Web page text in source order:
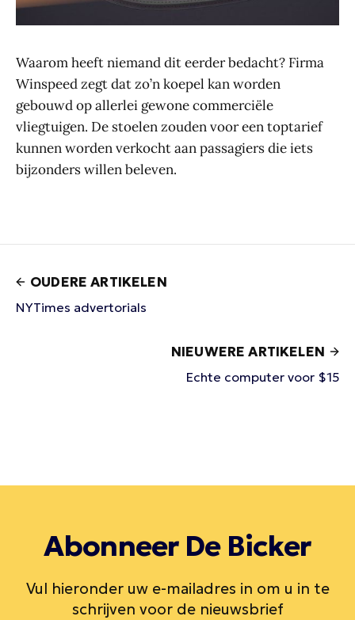
Waarom heeft niemand dit eerder bedacht? Firma
Winspeed zegt dat zo’n koepel kan worden
gebouwd op allerlei gewone commerciële
vliegtuigen. De stoelen zouden voor een toptarief
kunnen worden verkocht aan passagiers die iets
bijzonders willen beleven.
OUDERE ARTIKELEN
NYTimes advertorials
NIEUWERE ARTIKELEN
Echte computer voor $15
Abonneer De Bicker
Vul hieronder uw e-mailadres in om u in te
schrijven voor de nieuwsbrief